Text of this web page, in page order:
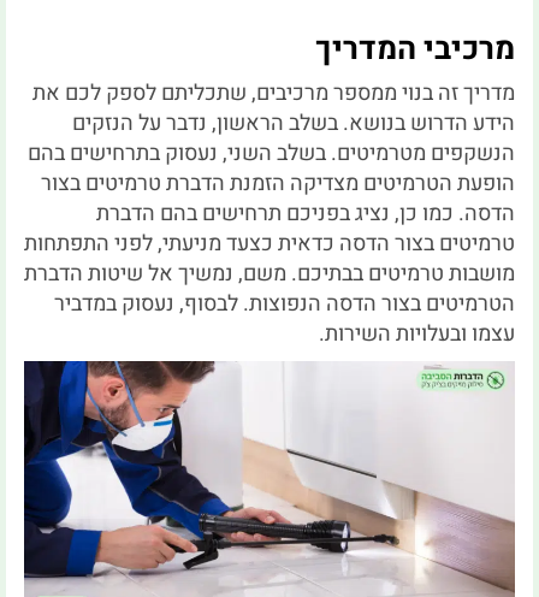
מרכיבי המדריך
מדריך זה בנוי ממספר מרכיבים, שתכליתם לספק לכם את
הידע הדרוש בנושא. בשלב הראשון, נדבר על הנזקים
הנשקפים מטרמיטים. בשלב השני, נעסוק בתרחישים בהם
הופעת הטרמיטים מצדיקה הזמנת הדברת טרמיטים בצור
הדסה. כמו כן, נציג בפניכם תרחישים בהם הדברת
טרמיטים בצור הדסה כדאית כצעד מניעתי, לפני התפתחות
מושבות טרמיטים בבתיכם. משם, נמשיך אל שיטות הדברת
הטרמיטים בצור הדסה הנפוצות. לבסוף, נעסוק במדביר
עצמו ובעלויות השירות.